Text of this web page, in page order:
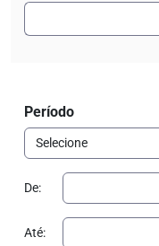
Período
De:
Até: